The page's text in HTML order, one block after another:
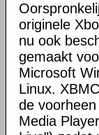
originele
nu ook
gemaakt
Microsoft
Linux.
de
Media